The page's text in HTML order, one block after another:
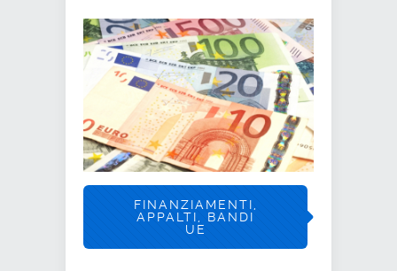
FINANZIAMENTI,
APPALTI, BANDI
UE